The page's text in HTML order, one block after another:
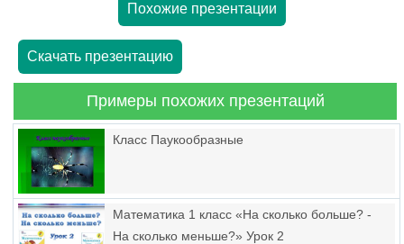
Похожие презентации
Скачать презентацию
Примеры похожих презентаций
Класс Паукообразные
Математика 1 класс «На сколько больше? -
На сколько меньше?» Урок 2